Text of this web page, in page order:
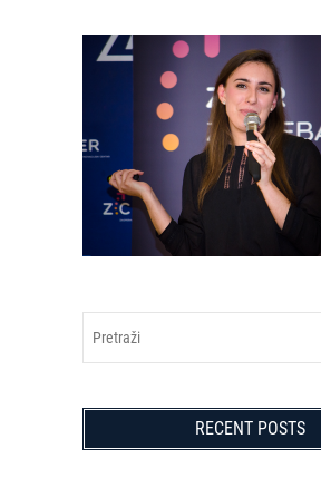
RECENT POSTS